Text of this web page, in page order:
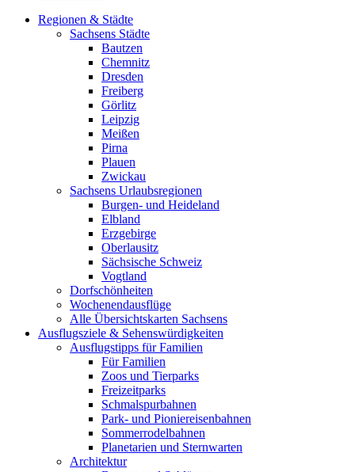
Regionen & Städte
Sachsens Städte
Bautzen
Chemnitz
Dresden
Freiberg
Görlitz
Leipzig
Meißen
Pirna
Plauen
Zwickau
Sachsens Urlaubsregionen
Burgen- und Heideland
Elbland
Erzgebirge
Oberlausitz
Sächsische Schweiz
Vogtland
Dorfschönheiten
Wochenendausflüge
Alle Übersichtskarten Sachsens
Ausflugsziele & Sehenswürdigkeiten
Ausflugstipps für Familien
Für Familien
Zoos und Tierparks
Freizeitparks
Schmalspurbahnen
Park- und Pioniereisenbahnen
Sommerrodelbahnen
Planetarien und Sternwarten
Architektur